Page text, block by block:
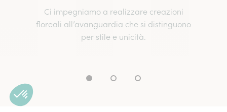
Ci impegniamo a realizzare creazioni
floreali all’avanguardia che si distinguono
per stile e unicità.